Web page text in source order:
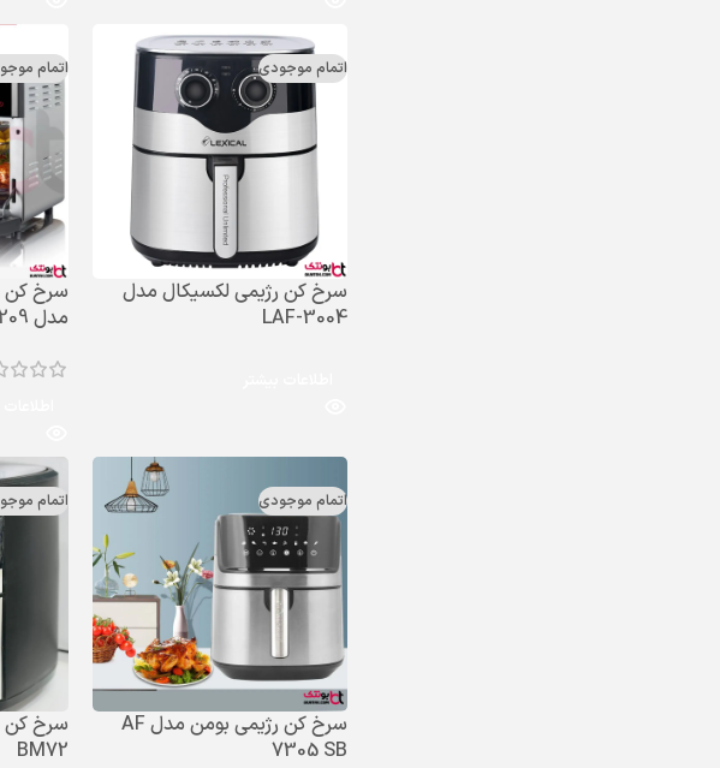
اتمام موجودی
سرخ کن رژیمی لکسیکال مدل
LAF-3004
اتمام
مدل HFR 8209
اتمام موجودی
سرخ کن رژیمی بومن مدل AF
7305 SB
اتمام
سرخ کن
BM72